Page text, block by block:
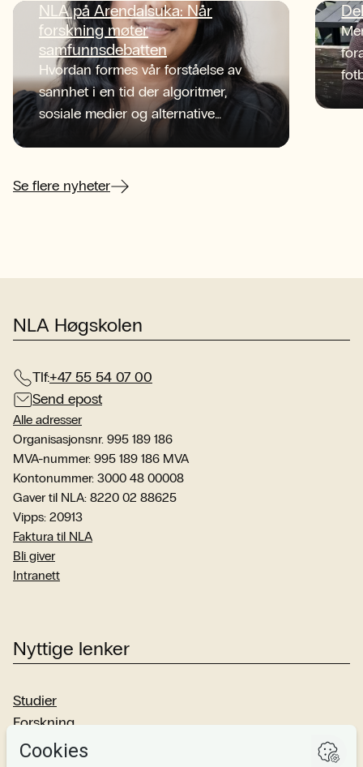
NLA på Arendalsuka: Når
forskning møter
samfunnsdebatten
Hvordan formes vår forståelse av
sannhet i en tid der algoritmer,
sosiale medier og alternative
informasjonskilder konkurrerer om
Se flere nyheter
NLA Høgskolen
Tlf:+47 55 54 07 00
Send epost
Alle adresser
Organisasjonsnr. 995 189 186
MVA-nummer: 995 189 186 MVA
Kontonummer: 3000 48 00008
Gaver til NLA: 8220 02 88625
Vipps: 20913
Faktura til NLA
Bli giver
Intranett
Nyttige lenker
Studier
Forskning
Om oss